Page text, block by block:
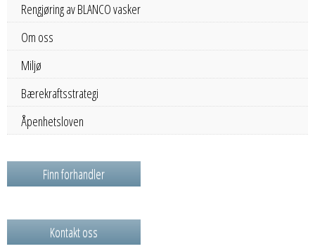
Rengjøring av BLANCO vasker
Om oss
Miljø
Bærekraftsstrategi
Åpenhetsloven
Finn forhandler
Kontakt oss